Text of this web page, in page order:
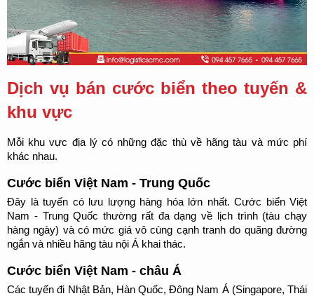
Dịch vụ bán cước biển theo tuyến &
khu vực
Mỗi khu vực địa lý có những đặc thù về hãng tàu và mức phí
khác nhau.
Cước biển Việt Nam - Trung Quốc
Đây là tuyến có lưu lượng hàng hóa lớn nhất. Cước biển Việt
Nam - Trung Quốc thường rất đa dạng về lịch trình (tàu chạy
hàng ngày) và có mức giá vô cùng cạnh tranh do quãng đường
ngắn và nhiều hãng tàu nội Á khai thác.
Cước biển Việt Nam - châu Á
Các tuyến đi Nhật Bản, Hàn Quốc, Đông Nam Á (Singapore, Thái